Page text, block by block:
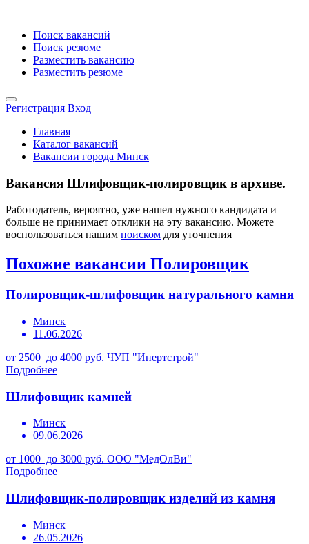
Поиск вакансий
Поиск резюме
Разместить вакансию
Разместить резюме
Регистрация Вход
Главная
Каталог вакансий
Вакансии города Минск
Вакансия Шлифовщик-полировщик в архиве.
Работодатель, вероятно, уже нашел нужного кандидата и
больше не принимает отклики на эту вакансию. Можете
воспользоваться нашим поиском для уточнения
Похожие вакансии Полировщик
Полировщик-шлифовщик натурального камня
Минск
11.06.2026
от 2500 до 4000 руб. ЧУП "Инертстрой"
Подробнее
Шлифовщик камней
Минск
09.06.2026
от 1000 до 3000 руб. ООО "МедОлВи"
Подробнее
Шлифовщик-полировщик изделий из камня
Минск
26.05.2026